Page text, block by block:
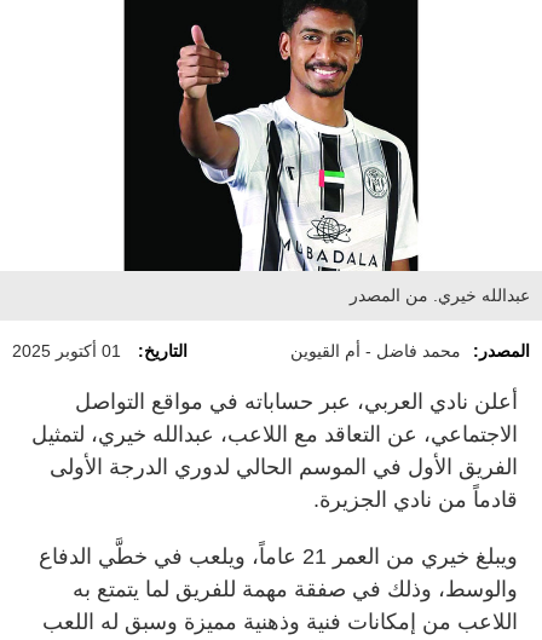
عبدالله خيري. من المصدر
المصدر: محمد فاضل - أم القيوين التاريخ: 01 أكتوبر 2025
أعلن نادي العربي، عبر حساباته في مواقع التواصل
الاجتماعي، عن التعاقد مع اللاعب، عبدالله خيري، لتمثيل
الفريق الأول في الموسم الحالي لدوري الدرجة الأولى
قادماً من نادي الجزيرة.
ويبلغ خيري من العمر 21 عاماً، ويلعب في خطَّي الدفاع
والوسط، وذلك في صفقة مهمة للفريق لما يتمتع به
اللاعب من إمكانات فنية وذهنية مميزة وسبق له اللعب